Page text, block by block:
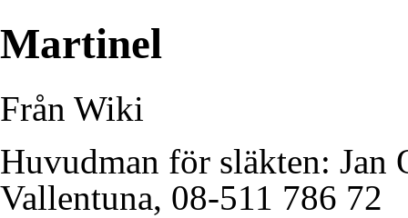
Martinel
Från Wiki
Huvudman för släkten: Jan
Vallentuna, 08-511 786 72